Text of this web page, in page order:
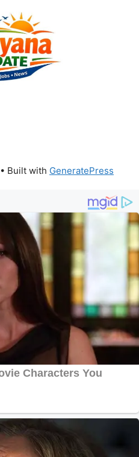
• Built with GeneratePress